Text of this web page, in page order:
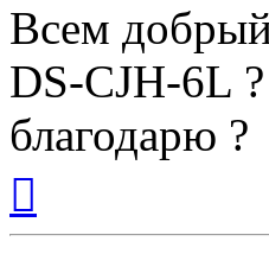
Всем
DS-CJH-6L
благодарю ?
началу